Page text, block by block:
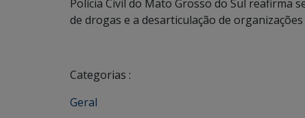
Polícia Civil do Mato Grosso do Sul reafirma
de drogas e a desarticulação de
Categorias :
Geral